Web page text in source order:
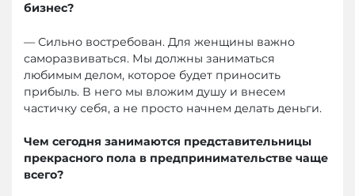
бизнес?
— Сильно востребован. Для женщины важно
саморазвиваться. Мы должны заниматься
любимым делом, которое будет приносить
прибыль. В него мы вложим душу и внесем
частичку себя, а не просто начнем делать деньги.
Чем сегодня занимаются представительницы
прекрасного пола в предпринимательстве чаще
всего?